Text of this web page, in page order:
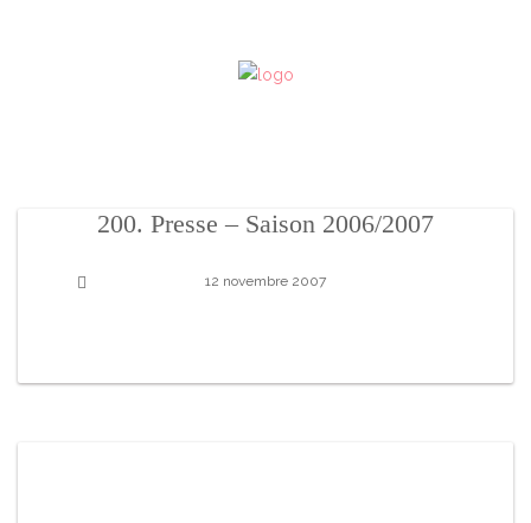
200. Presse – Saison 2006/2007
12 novembre 2007